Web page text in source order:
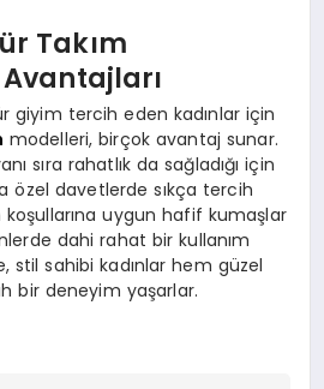
Takım
giyim tercih eden kadınlar için
modelleri, birçok avantaj sunar.
sıra rahatlık da sağladığı için
özel davetlerde sıkça tercih
uygun hafif kumaşlar
dahi rahat bir kullanım
stil sahibi kadınlar hem güzel
bir deneyim yaşarlar.